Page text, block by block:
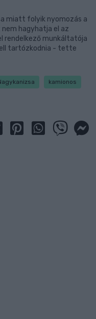
miatt folyik nyomozás a
hagyhatja el az
rendelkező munkáltatója
tartózkodnia - tette
kamionos